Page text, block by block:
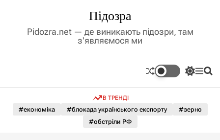
Підозра
Pidozra.net — де виникають підозри, там
з'являємося ми
П
м
М П
В ТРЕНДІ
#економіка #блокада українського експорту
#зерно
#обстріли РФ